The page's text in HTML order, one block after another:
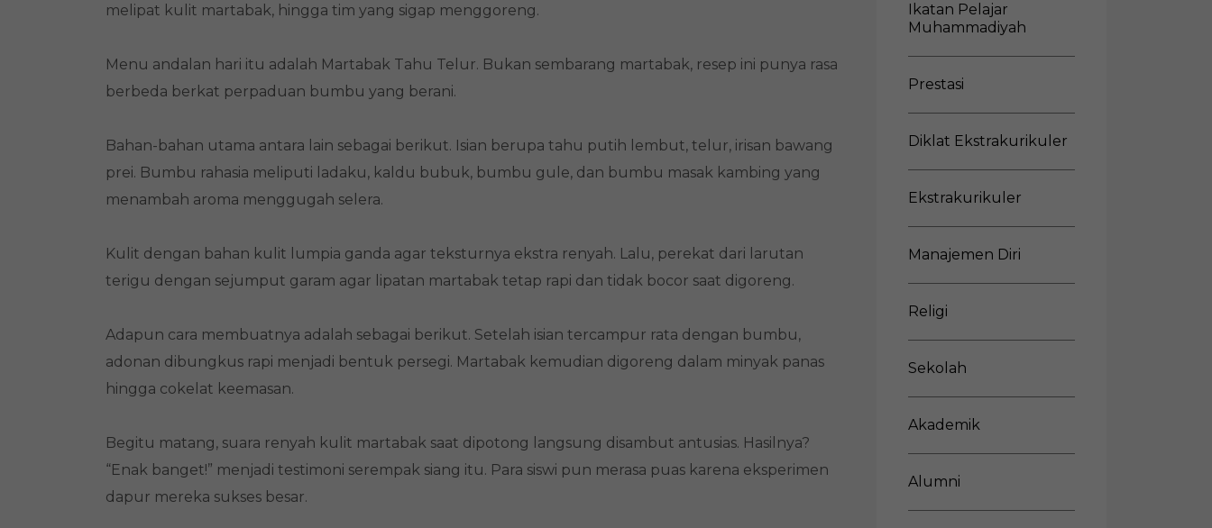
melipat kulit martabak, hingga tim yang sigap menggoreng.
Menu andalan hari itu adalah Martabak Tahu Telur. Bukan sembarang martabak, resep ini punya rasa
berbeda berkat perpaduan bumbu yang berani.
Bahan-bahan utama antara lain sebagai berikut. Isian berupa tahu putih lembut, telur, irisan bawang
prei. Bumbu rahasia meliputi ladaku, kaldu bubuk, bumbu gule, dan bumbu masak kambing yang
menambah aroma menggugah selera.
Kulit dengan bahan kulit lumpia ganda agar teksturnya ekstra renyah. Lalu, perekat dari larutan
terigu dengan sejumput garam agar lipatan martabak tetap rapi dan tidak bocor saat digoreng.
Adapun cara membuatnya adalah sebagai berikut. Setelah isian tercampur rata dengan bumbu,
adonan dibungkus rapi menjadi bentuk persegi. Martabak kemudian digoreng dalam minyak panas
hingga cokelat keemasan.
Begitu matang, suara renyah kulit martabak saat dipotong langsung disambut antusias. Hasilnya?
“Enak banget!” menjadi testimoni serempak siang itu. Para siswi pun merasa puas karena eksperimen
dapur mereka sukses besar.
Ikatan Pelajar
Muhammadiyah
Prestasi
Diklat Ekstrakurikuler
Ekstrakurikuler
Manajemen Diri
Religi
Sekolah
Akademik
Alumni